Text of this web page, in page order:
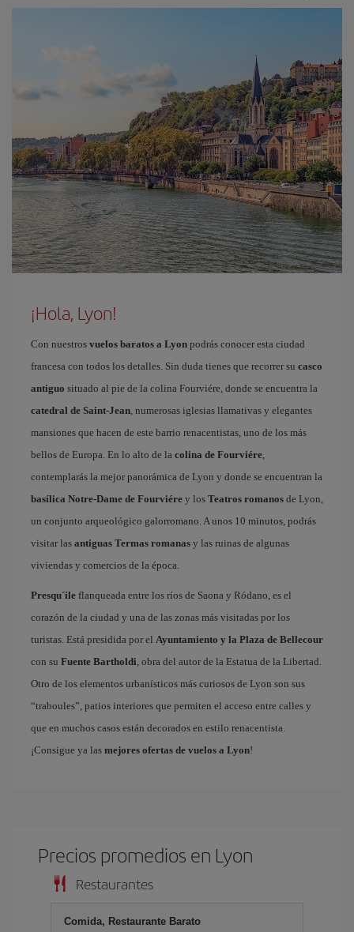
¡Hola, Lyon!
Con nuestros vuelos baratos a Lyon podrás conocer esta ciudad
francesa con todos los detalles. Sin duda tienes que recorrer su casco
antiguo situado al pie de la colina Fourviére, donde se encuentra la
catedral de Saint-Jean, numerosas iglesias llamativas y elegantes
mansiones que hacen de este barrio renacentistas, uno de los más
bellos de Europa. En lo alto de la colina de Fourviére,
contemplarás la mejor panorámica de Lyon y donde se encuentran la
basílica Notre-Dame de Fourviére y los Teatros romanos de Lyon,
un conjunto arqueológico galorromano. A unos 10 minutos, podrás
visitar las antiguas Termas romanas y las ruinas de algunas
viviendas y comercios de la época.
Presqu´ile flanqueada entre los ríos de Saona y Ródano, es el
corazón de la ciudad y una de las zonas más visitadas por los
turistas. Está presidida por el Ayuntamiento y la Plaza de Bellecour
con su Fuente Bartholdi, obra del autor de la Estatua de la Libertad.
Otro de los elementos urbanísticos más curiosos de Lyon son sus
“traboules”, patios interiores que permiten el acceso entre calles y
que en muchos casos están decorados en estilo renacentista.
¡Consigue ya las mejores ofertas de vuelos a Lyon!
Precios promedios en Lyon
Restaurantes
Comida, Restaurante Barato